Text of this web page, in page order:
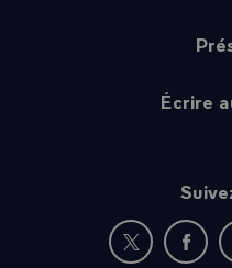
Écrire
Nouvelle